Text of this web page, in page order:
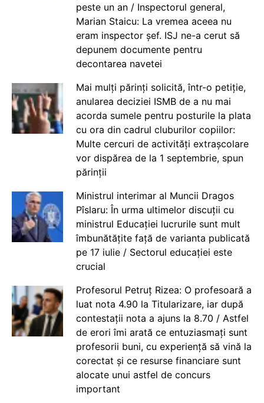
peste un an / Inspectorul general,
Marian Staicu: La vremea aceea nu
eram inspector șef. ISJ ne-a cerut să
depunem documente pentru
decontarea navetei
Mai mulți părinți solicită, într-o petiție,
anularea deciziei ISMB de a nu mai
acorda sumele pentru posturile la plata
cu ora din cadrul cluburilor copiilor:
Multe cercuri de activități extrașcolare
vor dispărea de la 1 septembrie, spun
părinții
Ministrul interimar al Muncii Dragos
Pîslaru: În urma ultimelor discuții cu
ministrul Educației lucrurile sunt mult
îmbunătățite față de varianta publicată
pe 17 iulie / Sectorul educației este
crucial
Profesorul Petruț Rizea: O profesoară a
luat nota 4.90 la Titularizare, iar după
contestații nota a ajuns la 8.70 / Astfel
de erori îmi arată ce entuziasmați sunt
profesorii buni, cu experiență să vină la
corectat și ce resurse financiare sunt
alocate unui astfel de concurs
important